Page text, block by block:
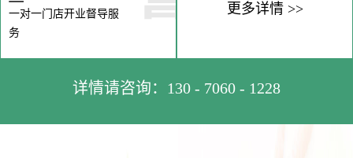
一对一门店开业督导服
务
更多详情 >>
详情请咨询：130 - 7060 - 1228